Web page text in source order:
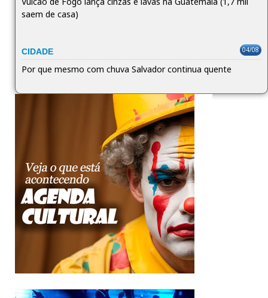
saem de casa)
CIDADE 04/08
Por que mesmo com chuva Salvador continua quente